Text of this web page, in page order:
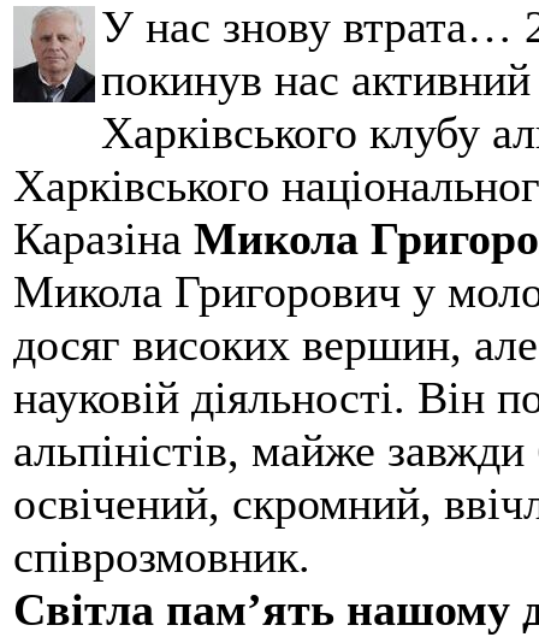
У нас знову втрата…
покинув нас
Харківського клубу
Харківського
Каразіна Микола
Микола Григорович у
досяг високих вершин,
науковій діяльності. Він
альпіністів, майже
освічений, скромний,
співрозмовник.
Світла пам’ять нашому